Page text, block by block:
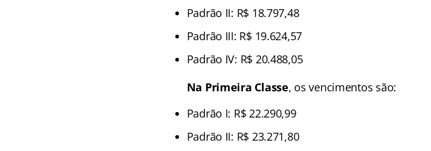
Padrão II: R$ 18.797,48
Padrão III: R$ 19.624,57
Padrão IV: R$ 20.488,05
Na Primeira Classe, os vencimentos são:
Padrão I: R$ 22.290,99
Padrão II: R$ 23.271,80